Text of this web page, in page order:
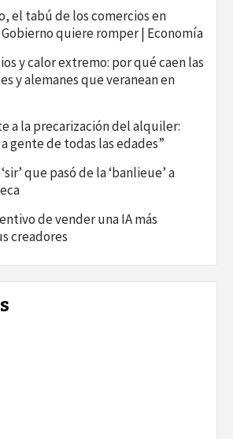
el tabú de los comercios en
quiere romper | Economía
y calor extremo: por qué caen las
y alemanes que veranean en
a la precarización del alquiler:
gente de todas las edades”
que pasó de la ‘banlieue’ a
de vender una IA más
creadores